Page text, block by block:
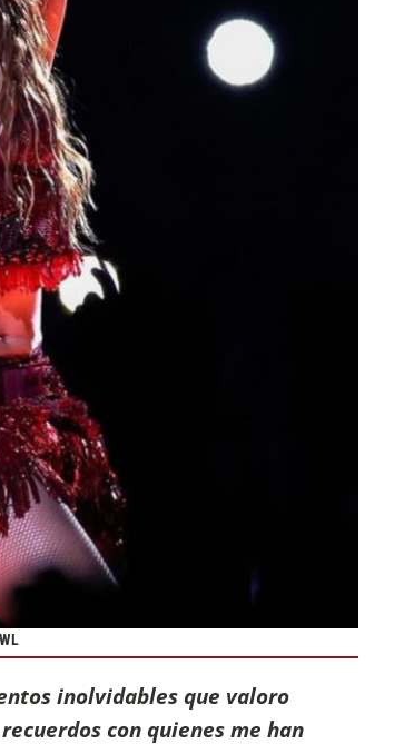
inolvidables que valoro
con quienes me han